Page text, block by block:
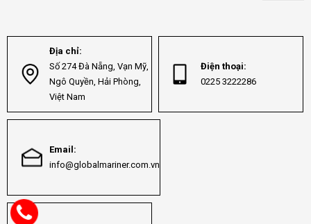
Địa chỉ:
Số 274 Đà Nẵng, Vạn Mỹ,
Ngô Quyền, Hải Phòng,
Việt Nam
Điện thoại:
0225 3222286
Email:
info@globalmariner.com.vn